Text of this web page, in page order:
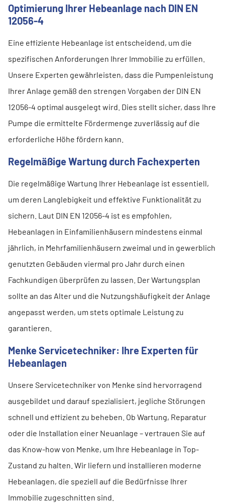
Optimierung Ihrer Hebeanlage nach DIN EN
12056-4
Eine effiziente Hebeanlage ist entscheidend, um die
spezifischen Anforderungen Ihrer Immobilie zu erfüllen.
Unsere Experten gewährleisten, dass die Pumpenleistung
Ihrer Anlage gemäß den strengen Vorgaben der DIN EN
12056-4 optimal ausgelegt wird. Dies stellt sicher, dass Ihre
Pumpe die ermittelte Fördermenge zuverlässig auf die
erforderliche Höhe fördern kann.
Regelmäßige Wartung durch Fachexperten
Die regelmäßige Wartung Ihrer Hebeanlage ist essentiell,
um deren Langlebigkeit und effektive Funktionalität zu
sichern. Laut DIN EN 12056-4 ist es empfohlen,
Hebeanlagen in Einfamilienhäusern mindestens einmal
jährlich, in Mehrfamilienhäusern zweimal und in gewerblich
genutzten Gebäuden viermal pro Jahr durch einen
Fachkundigen überprüfen zu lassen. Der Wartungsplan
sollte an das Alter und die Nutzungshäufigkeit der Anlage
angepasst werden, um stets optimale Leistung zu
garantieren.
Menke Servicetechniker: Ihre Experten für
Hebeanlagen
Unsere Servicetechniker von Menke sind hervorragend
ausgebildet und darauf spezialisiert, jegliche Störungen
schnell und effizient zu beheben. Ob Wartung, Reparatur
oder die Installation einer Neuanlage – vertrauen Sie auf
das Know-how von Menke, um Ihre Hebeanlage in Top-
Zustand zu halten. Wir liefern und installieren moderne
Hebeanlagen, die speziell auf die Bedürfnisse Ihrer
Immobilie zugeschnitten sind.